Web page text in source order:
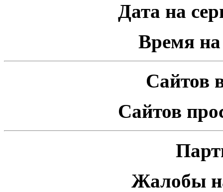
Дата на
Время на
Сайтов
Сайтов
Жалобы